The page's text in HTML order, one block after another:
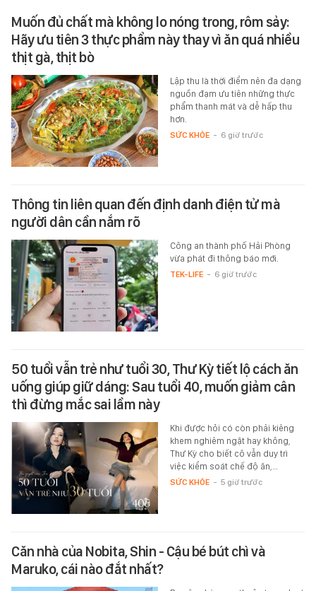
Muốn đủ chất mà không lo nóng trong, rôm sảy:
Hãy ưu tiên 3 thực phẩm này thay vì ăn quá nhiều
thịt gà, thịt bò
Lập thu là thời điểm nên đa dạng
nguồn đạm ưu tiên những thực
phẩm thanh mát và dễ hấp thu
hơn.
SỨC KHỎE - 6 giờ trước
Thông tin liên quan đến định danh điện tử mà
người dân cần nắm rõ
Công an thành phố Hải Phòng
vừa phát đi thông báo mới.
TEK-LIFE - 6 giờ trước
50 tuổi vẫn trẻ như tuổi 30, Thư Kỳ tiết lộ cách ăn
uống giúp giữ dáng: Sau tuổi 40, muốn giảm cân
thì đừng mắc sai lầm này
Khi được hỏi có còn phải kiêng
khem nghiêm ngặt hay không,
Thư Kỳ cho biết cô vẫn duy trì
việc kiểm soát chế độ ăn,…
SỨC KHỎE - 5 giờ trước
Căn nhà của Nobita, Shin - Cậu bé bút chì và
Maruko, cái nào đắt nhất?